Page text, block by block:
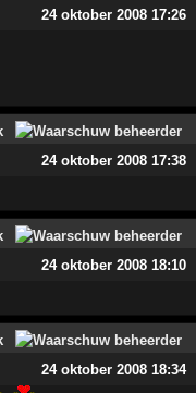
24 oktober 2008 17:26
24 oktober 2008 17:38
24 oktober 2008 18:10
24 oktober 2008 18:34